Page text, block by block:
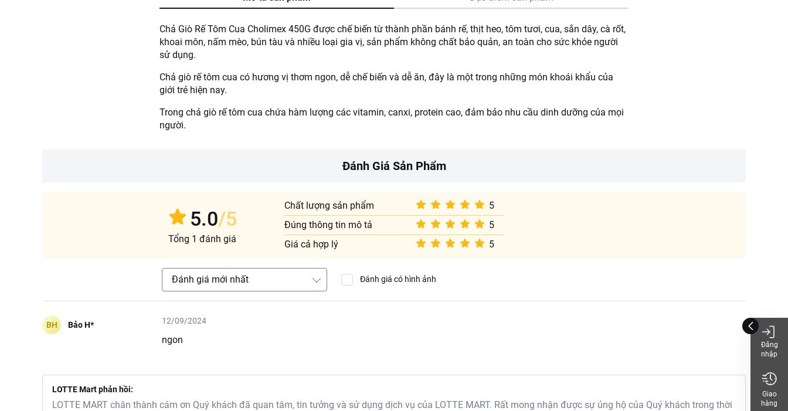
Chả Giò Rế Tôm Cua Cholimex 450G được chế biến từ thành phần bánh rế, thịt heo, tôm tươi, cua, sắn dây, cà rốt,
khoai môn, nấm mèo, bún tàu và nhiều loại gia vị, sản phẩm không chất bảo quản, an toàn cho sức khỏe người
sử dụng.
Chả giò rế tôm cua có hương vị thơm ngon, dễ chế biến và dễ ăn, đây là một trong những món khoái khẩu của
giới trẻ hiện nay.
Trong chả giò rế tôm cua chứa hàm lượng các vitamin, canxi, protein cao, đảm bảo nhu cầu dinh dưỡng của mọi
người.
Đánh Giá Sản Phẩm
5.0/5
Tổng 1 đánh giá
Chất lượng sản phẩm
5
Đúng thông tin mô tả
5
Giá cả hợp lý
5
Đánh giá mới nhất Đánh giá có hình ảnh
BH Bảo H* 12/09/2024
ngon
LOTTE Mart phản hồi:
LOTTE MART chân thành cám ơn Quý khách đã quan tâm, tin tưởng và sử dụng dịch vụ của LOTTE MART. Rất mong nhận được sự ủng hộ của Quý khách trong thời
Đăng
nhập
Giao
hàng